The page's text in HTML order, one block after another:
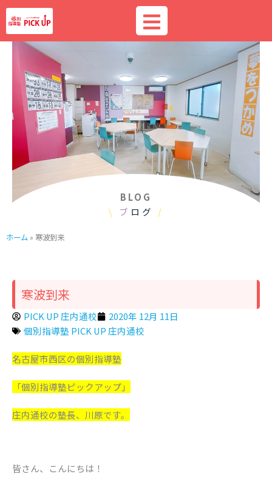
内
容
を
BLOG
\
ブ ログ /
ホーム » 寒波到来
寒波到来
PICK UP 庄内通校
2020年 12月 11日
個別指導塾 PICK UP 庄内通校
名古屋市西区の個別指導塾
「個別指導塾ピックアップ」
庄内通校の塾長、川原です。
皆さん、こんにちは！